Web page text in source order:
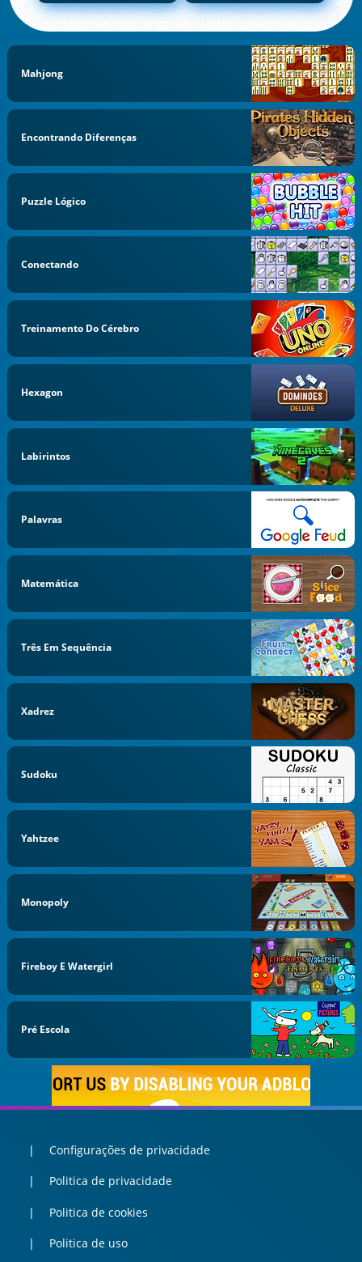
Mahjong
Encontrando Diferenças
Puzzle Lógico
Conectando
Treinamento Do Cérebro
Hexagon
Labirintos
Palavras
Matemática
Três Em Sequência
Xadrez
Sudoku
Yahtzee
Monopoly
Fireboy E Watergirl
Pré Escola
Configurações de privacidade
Politica de privacidade
Politica de cookies
Politica de uso